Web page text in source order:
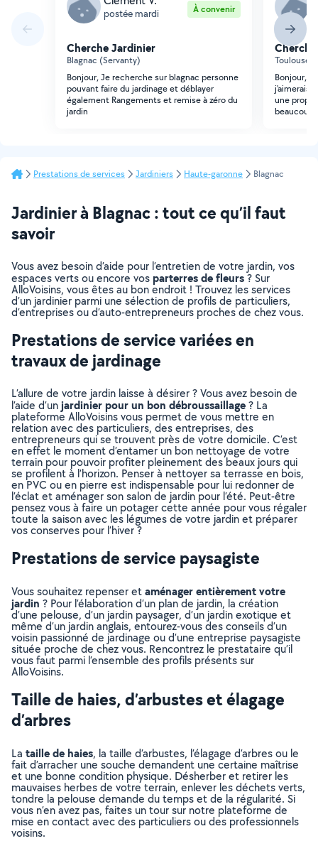
postée mardi À convenir
Cherche Jardinier
Blagnac (Servanty)
Bonjour, Je recherche sur blagnac personne
pouvant faire du jardinage et déblayer
également Rangements et remise à zéro du
jardin
Toulouse
Bonjour,
j'aimerais
une
beaucoup
Prestations de services Jardiniers Haute-garonne Blagnac
Jardinier à Blagnac : tout ce qu’il faut
savoir
Vous avez besoin d’aide pour l’entretien de votre jardin, vos
espaces verts ou encore vosparterres de fleurs? Sur
AlloVoisins, vous êtes au bon endroit ! Trouvez les services
d’un jardinier parmi une sélection de profils de particuliers,
d’entreprises ou d’auto-entrepreneurs proches de chez vous.
Prestations de service variées en
travaux de jardinage
L’allure de votre jardin laisse à désirer ? Vous avez besoin de
l’aide d’unjardinier pour un bon débroussaillage? La
plateforme AlloVoisins vous permet de vous mettre en
relation avec des particuliers, des entreprises, des
entrepreneurs qui se trouvent près de votre domicile. C’est
en effet le moment d’entamer un bon nettoyage de votre
terrain pour pouvoir profiter pleinement des beaux jours qui
se profilent à l’horizon. Penser à nettoyer sa terrasse en bois,
en PVC ou en pierre est indispensable pour lui redonner de
l’éclat et aménager son salon de jardin pour l’été. Peut-être
pensez vous à faire un potager cette année pour vous régaler
toute la saison avec les légumes de votre jardin et préparer
vos conserves pour l’hiver ?
Prestations de service paysagiste
Vous souhaitez repenser etaménager entièrement votre
jardin ? Pour l’élaboration d’un plan de jardin, la création
d’une pelouse, d’un jardin paysager, d’un jardin exotique et
même d’un jardin anglais, entourez-vous des conseils d’un
voisin passionné de jardinage ou d’une entreprise paysagiste
située proche de chez vous. Rencontrez le prestataire qu’il
vous faut parmi l’ensemble des profils présents sur
AlloVoisins.
Taille de haies, d’arbustes et élagage
d’arbres
La taille de haies, la taille d’arbustes, l’élagage d’arbres ou le
fait d’arracher une souche demandent une certaine maîtrise
et une bonne condition physique. Désherber et retirer les
mauvaises herbes de votre terrain, enlever les déchets verts,
tondre la pelouse demande du temps et de la régularité. Si
vous n’en avez pas, faites un tour sur notre plateforme de
mise en contact avec des particuliers ou des professionnels
voisins.